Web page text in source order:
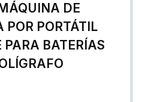
DE
POR PORTÁTIL
PARA BATERÍAS